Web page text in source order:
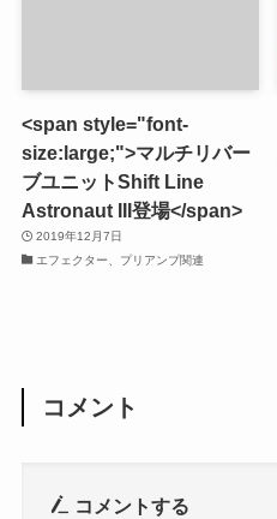
<span style="font-
size:large;">マルチリバー
ブユニットShift Line
Astronaut III登場</span>
2019年12月7日
エフェクター、プリアンプ関連
コメント
コメントする